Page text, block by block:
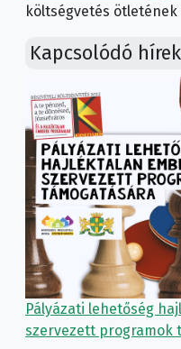
költségvetés
Kapcsolódó
Pályázati lehetőség
szervezett programok